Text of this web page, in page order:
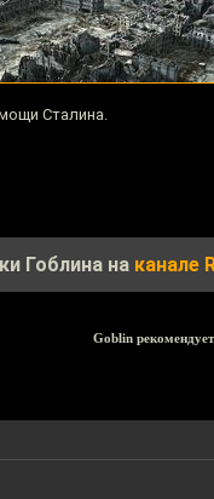
Сталина.
Гоблина на канале
Goblin рекомендует